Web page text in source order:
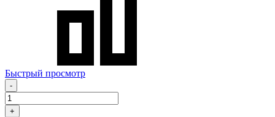
Быстрый просмотр
-
+